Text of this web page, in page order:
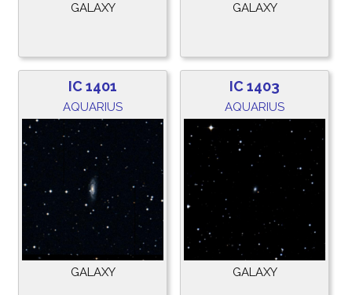
GALAXY GALAXY
IC 1401
AQUARIUS
GALAXY
IC 1403
AQUARIUS
GALAXY